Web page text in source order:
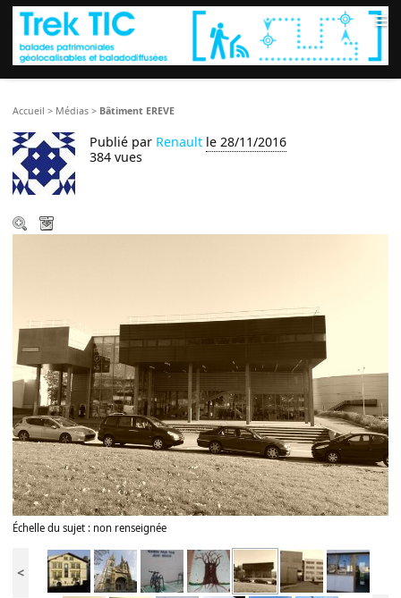
≡
Accueil > Médias > Bâtiment EREVE
Publié par Renault le 28/11/2016
384 vues
Échelle du sujet : non renseignée
<